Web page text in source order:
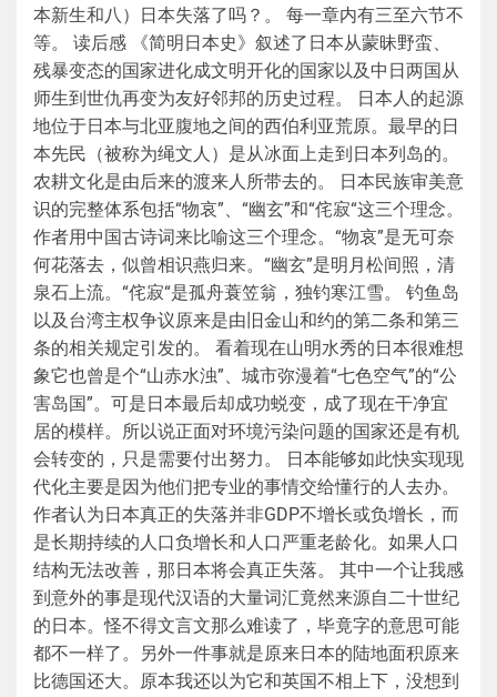
本新生和八）日本失落了吗？。 每一章内有三至六节不
等。 读后感 《简明日本史》叙述了日本从蒙昧野蛮、
残暴变态的国家进化成文明开化的国家以及中日两国从
师生到世仇再变为友好邻邦的历史过程。 日本人的起源
地位于日本与北亚腹地之间的西伯利亚荒原。最早的日
本先民（被称为绳文人）是从冰面上走到日本列岛的。
农耕文化是由后来的渡来人所带去的。 日本民族审美意
识的完整体系包括“物哀”、“幽玄”和“侘寂“这三个理念。
作者用中国古诗词来比喻这三个理念。“物哀”是无可奈
何花落去，似曾相识燕归来。“幽玄”是明月松间照，清
泉石上流。“侘寂“是孤舟蓑笠翁，独钓寒江雪。 钓鱼岛
以及台湾主权争议原来是由旧金山和约的第二条和第三
条的相关规定引发的。 看着现在山明水秀的日本很难想
象它也曾是个“山赤水浊”、城市弥漫着“七色空气”的“公
害岛国”。可是日本最后却成功蜕变，成了现在干净宜
居的模样。所以说正面对环境污染问题的国家还是有机
会转变的，只是需要付出努力。 日本能够如此快实现现
代化主要是因为他们把专业的事情交给懂行的人去办。
作者认为日本真正的失落并非GDP不增长或负增长，而
是长期持续的人口负增长和人口严重老龄化。如果人口
结构无法改善，那日本将会真正失落。 其中一个让我感
到意外的事是现代汉语的大量词汇竟然来源自二十世纪
的日本。怪不得文言文那么难读了，毕竟字的意思可能
都不一样了。另外一件事就是原来日本的陆地面积原来
比德国还大。原本我还以为它和英国不相上下，没想到